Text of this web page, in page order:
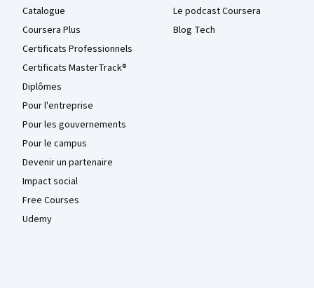
Catalogue
Coursera Plus
Certificats Professionnels
Certificats MasterTrack®
Diplômes
Pour l'entreprise
Pour les gouvernements
Pour le campus
Devenir un partenaire
Impact social
Free Courses
Udemy
Le podcast Coursera
Blog Tech